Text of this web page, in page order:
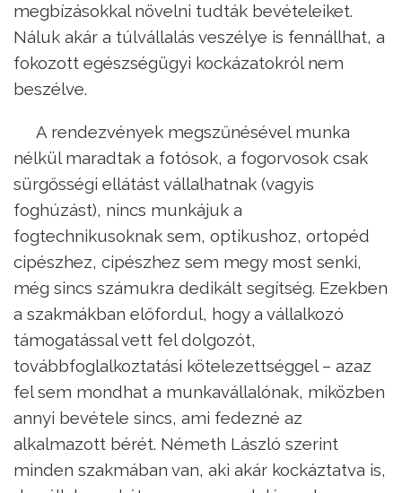
megbízásokkal növelni tudták bevételeiket.
Náluk akár a túlvállalás veszélye is fennállhat, a
fokozott egészségügyi kockázatokról nem
beszélve.
A rendezvények megszűnésével munka
nélkül maradtak a fotósok, a fogorvosok csak
sürgősségi ellátást vállalhatnak (vagyis
foghúzást), nincs munkájuk a
fogtechnikusoknak sem, optikushoz, ortopéd
cipészhez, cipészhez sem megy most senki,
még sincs számukra dedikált segítség. Ezekben
a szakmákban előfordul, hogy a vállalkozó
támogatással vett fel dolgozót,
továbbfoglalkoztatási kötelezettséggel – azaz
fel sem mondhat a munkavállalónak, miközben
annyi bevétele sincs, ami fedezné az
alkalmazott bérét. Németh László szerint
minden szakmában van, aki akár kockáztatva is,